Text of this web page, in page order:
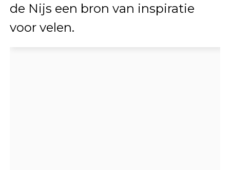
de Nijs een bron van inspiratie
voor velen.